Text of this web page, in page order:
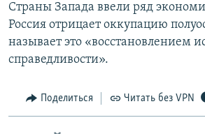
Страны Запада ввели ряд
Россия отрицает оккупацию
называет это «восстановлением
справедливости».
Поделиться Читать без VPN